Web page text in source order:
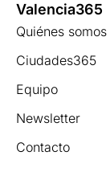
Valencia365
Quiénes somos
Ciudades365
Equipo
Newsletter
Contacto